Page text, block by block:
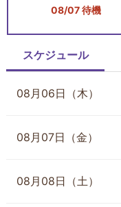
08/07 待機
スケジュール
08月06日（木）
08月07日（金）
08月08日（土）